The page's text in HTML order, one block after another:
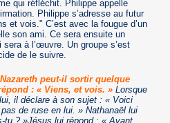
qui réfléchit. Philippe appelle
Philippe s’adresse au futur
et vois." C’est avec la fougue d’un
son ami. Ce sera ensuite un
à l’œuvre. Un groupe s’est
de le suivre.
peut-il sortir quelque
: « Viens, et vois. » Lorsque
il déclare à son sujet : « Voici
de ruse en lui. » Nathanaël lui
tu ? »Jésus lui répond : « Avant